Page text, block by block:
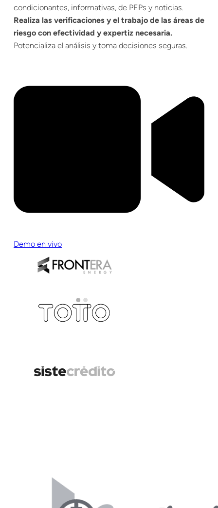
condicionantes, informativas, de PEPs y noticias.
Realiza las verificaciones y el trabajo de las áreas de
riesgo con efectividad y expertiz necesaria.
Potencializa el análisis y toma decisiones seguras.
Demo en vivo